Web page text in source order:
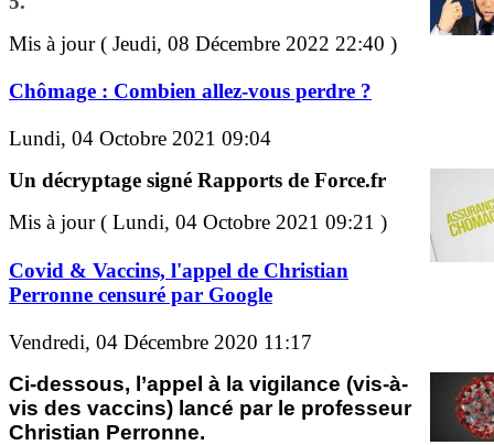
Mis à jour ( Jeudi, 08 Décembre 2022 22:40 )
Chômage : Combien allez-vous perdre ?
Lundi, 04 Octobre 2021 09:04
Un décryptage signé Rapports de Force.fr
Mis à jour ( Lundi, 04 Octobre 2021 09:21 )
Covid & Vaccins, l'appel de Christian
Perronne censuré par Google
Vendredi, 04 Décembre 2020 11:17
Ci-dessous, l’appel à la vigilance (vis-à-
vis des vaccins) lancé par le professeur
Christian Perronne.